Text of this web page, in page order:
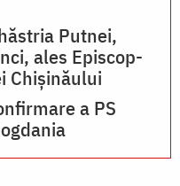
Putnei,
ales Episcop-
Chișinăului
a PS